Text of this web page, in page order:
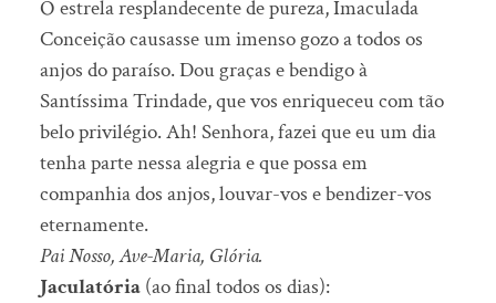
Ó estrela resplandecente de pureza, Imaculada
Conceição causasse um imenso gozo a todos os
anjos do paraíso. Dou graças e bendigo à
Santíssima Trindade, que vos enriqueceu com tão
belo privilégio. Ah! Senhora, fazei que eu um dia
tenha parte nessa alegria e que possa em
companhia dos anjos, louvar-vos e bendizer-vos
eternamente.
Pai Nosso, Ave-Maria, Glória.
Jaculatória(ao final todos os dias):